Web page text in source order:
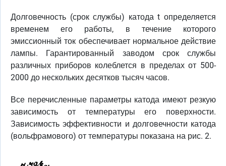
Долговечность (срок службы) катода t определяется
временем его работы, в течение которого
эмиссионный ток обеспечивает нормальное действие
лампы. Гарантированный заводом срок службы
различных приборов колеблется в пределах от 500-
2000 до нескольких десятков тысяч часов.
Все перечисленные параметры катода имеют резкую
зависимость от температуры его поверхности.
Зависимость эффективности и долговечности катода
(вольфрамового) от температуры показана на рис. 2.